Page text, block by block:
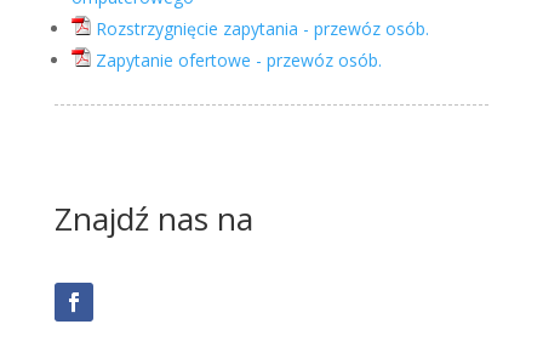
Rozstrzygnięcie zapytania - przewóz osób.
Zapytanie ofertowe - przewóz osób.
Znajdź nas na